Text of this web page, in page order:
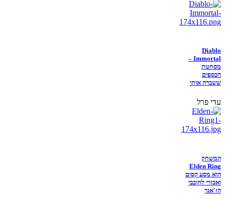
Diablo
Immortal –
מסחטת
הכספים
ששברה אותי
עדי פרל
המשחק
Elden Ring
הוא מסע קסום
ואכזרי לחובבי
הז'אנר